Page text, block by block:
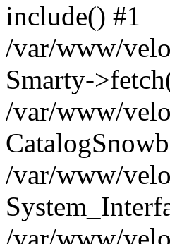
include() #1
/var/www/
Smarty-
/var/www/
/var/www/